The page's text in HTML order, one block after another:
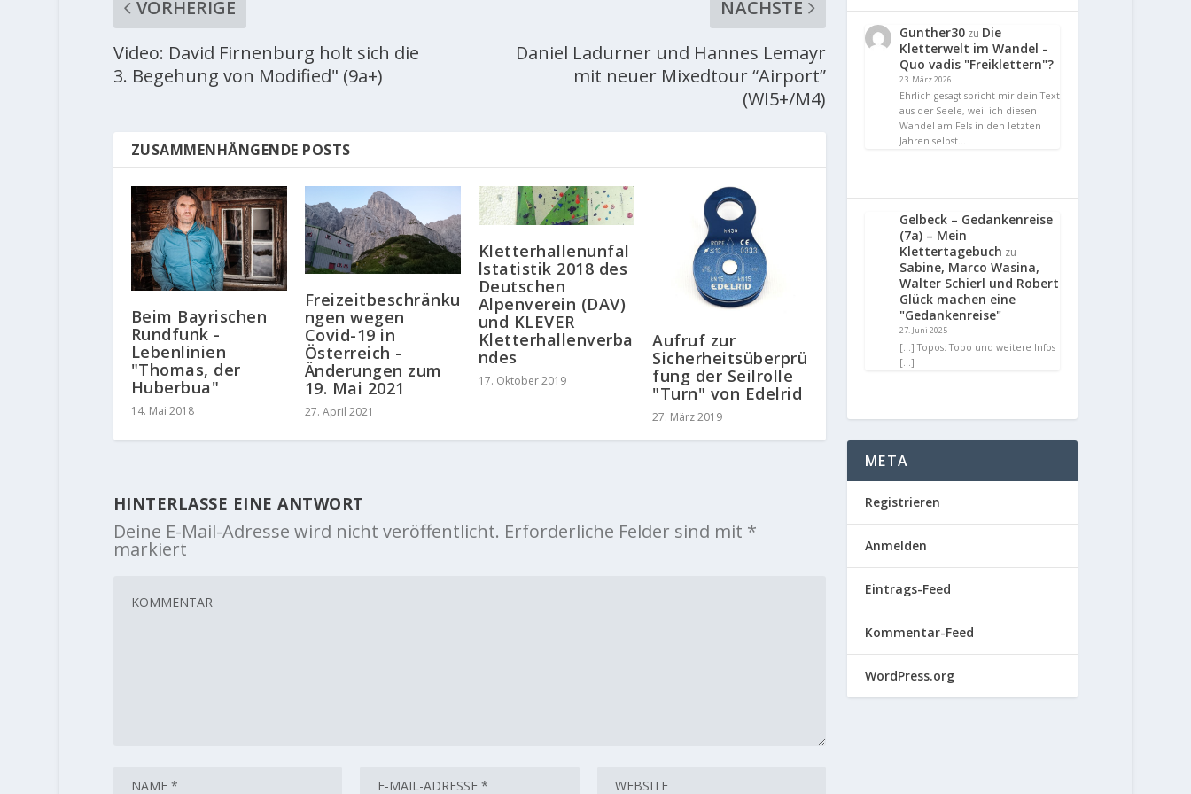
VORHERIGE
Video: David Firnenburg holt sich die
3. Begehung von Modified" (9a+)
NÄCHSTE
Daniel Ladurner und Hannes Lemayr
mit neuer Mixedtour “Airport”
(WI5+/M4)
ZUSAMMENHÄNGENDE POSTS
Beim Bayrischen
Rundfunk -
Lebenlinien
"Thomas, der
Huberbua"
14. Mai 2018
Freizeitbeschränku
ngen wegen
Covid-19 in
Österreich -
Änderungen zum
19. Mai 2021
27. April 2021
Kletterhallenunfal
lstatistik 2018 des
Deutschen
Alpenverein (DAV)
und KLEVER
Kletterhallenverba
ndes
17. Oktober 2019
Aufruf zur
Sicherheitsüberprü
fung der Seilrolle
"Turn" von Edelrid
27. März 2019
HINTERLASSE EINE ANTWORT
Deine E-Mail-Adresse wird nicht veröffentlicht. Erforderliche Felder sind mit *
markiert
Gunther30 zu Die
Kletterwelt im Wandel -
Quo vadis "Freiklettern"?
23. März 2026
Ehrlich gesagt spricht mir dein Text
aus der Seele, weil ich diesen
Wandel am Fels in den letzten
Jahren selbst…
Gelbeck – Gedankenreise
(7a) – Mein
Klettertagebuch zu
Sabine, Marco Wasina,
Walter Schierl und Robert
Glück machen eine
"Gedankenreise"
27. Juni 2025
[…] Topos: Topo und weitere Infos
[…]
META
Registrieren
Anmelden
Eintrags-Feed
Kommentar-Feed
WordPress.org